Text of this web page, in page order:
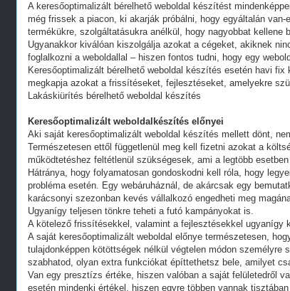
A keresőoptimalizált bérelhető weboldal készítést
még frissek a piacon, ki akarják próbálni, hogy egyáltalán
termékükre, szolgáltatásukra anélkül, hogy nagyobbat kellene
Ugyanakkor kiválóan kiszolgálja azokat a cégeket, akiknek
foglalkozni a weboldallal – hiszen fontos tudni, hogy egy
Keresőoptimalizált bérelhető weboldal készítés esetén havi fix
megkapja azokat a frissítéseket, fejlesztéseket, amelyekre
Lakáskiürítés bérelhető weboldal készítés
Keresőoptimalizált weboldalkészítés előnyei
Aki saját keresőoptimalizált weboldal készítés mellett dönt,
Természetesen ettől függetlenül meg kell fizetni azokat a
működtetéshez feltétlenül szükségesek, ami a legtöbb
Hátránya, hogy folyamatosan gondoskodni kell róla, hogy
probléma esetén. Egy webáruháznál, de akárcsak egy
karácsonyi szezonban kevés vállalkozó engedheti meg
Ugyanígy teljesen tönkre teheti a futó kampányokat is.
A kötelező frissítésekkel, valamint a fejlesztésekkel ugyanígy
A saját keresőoptimalizált weboldal előnye természetesen,
tulajdonképpen kötöttségek nélkül végtelen módon személyre
szabhatod, olyan extra funkciókat építtethetsz bele, amilyet
Van egy presztízs értéke, hiszen valóban a saját felületedről
esetén mindenki értékel, hiszen egyre többen vannak